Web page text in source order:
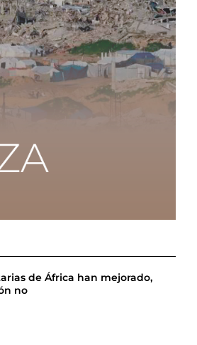
de África han mejorado,
no